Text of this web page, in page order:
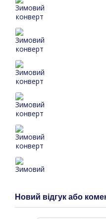
Новий відгук або